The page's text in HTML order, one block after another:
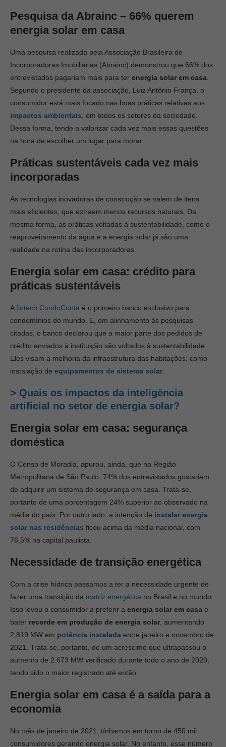
Pesquisa da Abrainc – 66% querem
energia solar em casa
Uma pesquisa realizada pela Associação Brasileira de
Incorporadoras Imobiliárias (Abrainc) demonstrou que 66% dos
entrevistados pagariam mais para ter energia solar em casa
Segundo o presidente da associação, Luiz Antônio França, o
consumidor está mais focado nas boas práticas relativas aos
impactos ambientais , em todos os setores da sociedade.
Dessa forma, tende a valorizar cada vez mais essas questões
na hora de escolher um lugar para morar.
Práticas sustentáveis cada vez mais
incorporadas
As tecnologias inovadoras de construção se valem de itens
mais eficientes, que extraem menos recursos naturais. Da
mesma forma, as práticas voltadas à sustentabilidade, como o
reaproveitamento da água e a energia solar já são uma
realidade na rotina das incorporadoras.
Energia solar em casa: crédito para
práticas sustentáveis
Afintech CondoConta é o primeiro banco exclusivo para
condomínios do mundo. E, em alinhamento às pesquisas
citadas, o banco declarou que a maior parte dos pedidos de
crédito enviados à instituição são voltados à sustentabilidade.
Eles visam a melhoria da infraestrutura das habitações, como
instalação de equipamentos de sistema solar
> Quais os impactos da inteligência
artificial no setor de energia solar?
Energia solar em casa: segurança
doméstica
O Censo de Moradia, apurou, ainda, que na Região
Metropolitana de São Paulo, 74% dos entrevistados gostariam
de adquirir um sistema de segurança em casa. Trata-se,
portanto de uma porcentagem 24% superior ao observado na
média do país. Por outro lado, a intenção de instalar energia
solar nas residências ficou acima da média nacional, com
76,5% na capital paulista.
Necessidade de transição energética
Com a crise hídrica passamos a ter a necessidade urgente de
fazer uma transição da matriz energética no Brasil e no mundo.
Isso levou o consumidor a preferir a energia solar em casa e
bater recorde em produção de energia solar , aumentando
2,819 MW em potência instalada entre janeiro e novembro de
2021. Trata-se, portanto, de um acréscimo que ultrapassou o
aumento de 2.673 MW verificado durante todo o ano de 2020,
tendo sido o maior registrado até então.
Energia solar em casa é a saída para a
economia
No mês de janeiro de 2021, tínhamos em torno de 450 mil
consumidores gerando energia solar. No entanto, esse número